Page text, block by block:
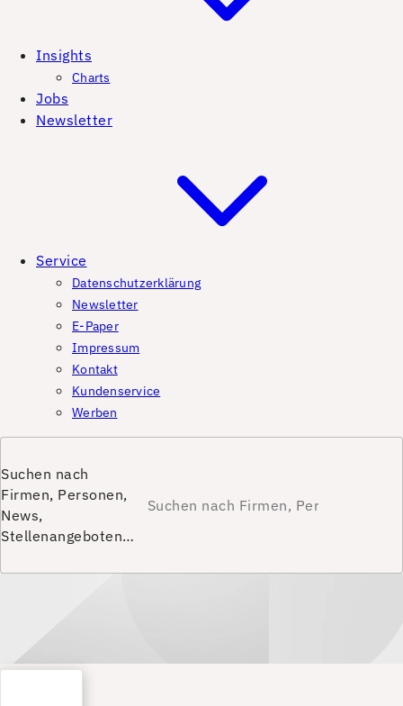
Insights
Charts
Jobs
Newsletter
Service
Datenschutzerklärung
Newsletter
E-Paper
Impressum
Kontakt
Kundenservice
Werben
Suchen nach
Firmen, Personen,
News,
Stellenangeboten…